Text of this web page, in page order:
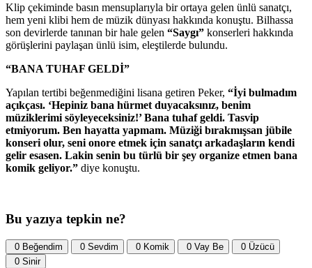
Klip çekiminde basın mensuplarıyla bir ortaya gelen ünlü sanatçı,
hem yeni klibi hem de müzik dünyası hakkında konuştu. Bilhassa
son devirlerde tanınan bir hale gelen “Saygı” konserleri hakkında
görüşlerini paylaşan ünlü isim, eleştilerde bulundu.
“BANA TUHAF GELDİ”
Yapılan tertibi beğenmediğini lisana getiren Peker, “İyi bulmadım
açıkçası. ‘Hepiniz bana hürmet duyacaksınız, benim
müziklerimi söyleyeceksiniz!’ Bana tuhaf geldi. Tasvip
etmiyorum. Ben hayatta yapmam. Müziği bırakmışsan jübile
konseri olur, seni onore etmek için sanatçı arkadaşların kendi
gelir esasen. Lakin senin bu türlü bir şey organize etmen bana
komik geliyor.” diye konuştu.
Bu yazıya tepkin ne?
0 Beğendim 0 Sevdim 0 Komik 0 Vay Be 0 Üzücü
0 Sinir